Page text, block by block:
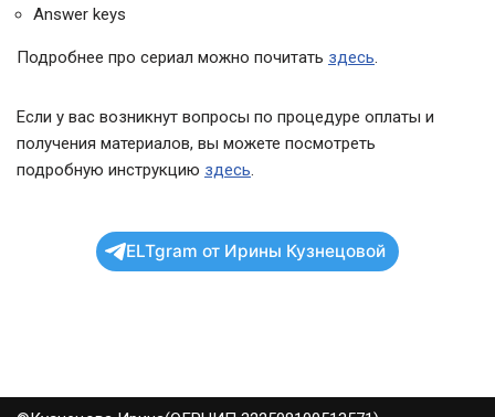
Answer keys
Подробнее про сериал можно почитать здесь.
Если у вас возникнут вопросы по процедуре оплаты и
получения материалов, вы можете посмотреть
подробную инструкцию здесь.
ELTgram от Ирины Кузнецовой